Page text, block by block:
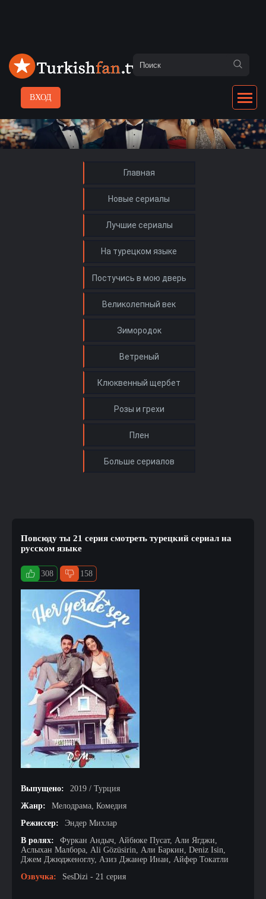
ВХОД
Главная
Новые сериалы
Лучшие сериалы
На турецком языке
Повсюду ты 21 серия смотреть турецкий сериал на
русском языке
308 158
Выпущено:
2019 / Турция
Жанр:
Мелодрама, Комедия
Режиссер:
Эндер Михлар
В ролях:
Фуркан Андыч, Айбюке Пусат, Али Ягджи,
Аслыхан Малбора, Ali Gözüsirin, Али Баркин, Deniz Isin,
Джем Джюдженоглу, Азиз Джанер Инан, Айфер Токатли
Озвучка:
SesDizi - 21 серия